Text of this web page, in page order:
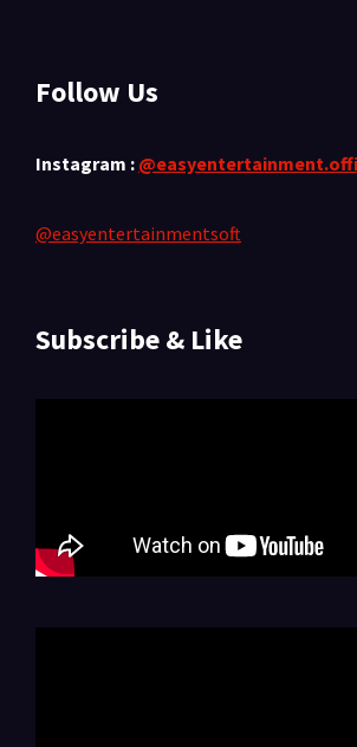
Follow Us
Instagram :
@easyentertainmentsoft
Subscribe & Like